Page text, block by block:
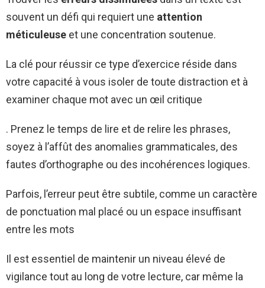
souvent un défi qui requiert une attention
méticuleuse et une concentration soutenue.
La clé pour réussir ce type d’exercice réside dans
votre capacité à vous isoler de toute distraction et à
examiner chaque mot avec un œil critique
. Prenez le temps de lire et de relire les phrases,
soyez à l’affût des anomalies grammaticales, des
fautes d’orthographe ou des incohérences logiques.
Parfois, l’erreur peut être subtile, comme un caractère
de ponctuation mal placé ou un espace insuffisant
entre les mots
Il est essentiel de maintenir un niveau élevé de
vigilance tout au long de votre lecture, car même la